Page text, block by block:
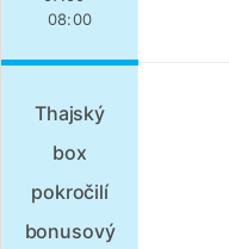
08:00
Thajský
box
pokročilí
bonusový